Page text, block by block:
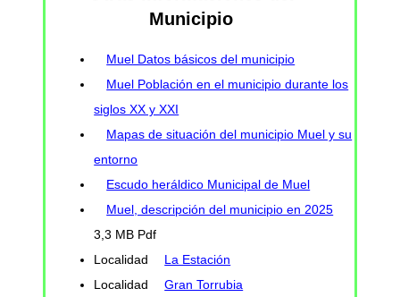
Municipio
Muel Datos básicos del municipio
Muel Población en el municipio durante los
siglos XX y XXI
Mapas de situación del municipio Muel y su
entorno
Escudo heráldico Municipal de Muel
Muel, descripción del municipio en 2025
3,3 MB Pdf
Localidad
La Estación
Localidad
Gran Torrubia